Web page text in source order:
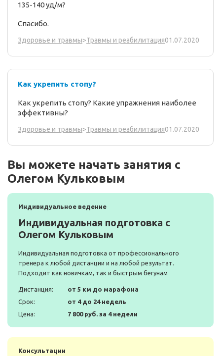
135-140 уд/м?
Спасибо.
Здоровье и травмы>Травмы и реабилитация01.07.2020
Как укрепить стопу?
Как укрепить стопу? Какие упражнения наиболее
эффективны?
Здоровье и травмы>Травмы и реабилитация01.07.2020
Вы можете начать занятия с
Олегом Кульковым
Индивидуальное ведение
Индивидуальная подготовка с
Олегом Кульковым
Индивидуальная подготовка от профессионального
тренера к любой дистанции и на любой результат.
Подходит как новичкам, так и быстрым бегунам
Дистанция:
от 5 км до марафона
Срок:
от 4 до 24 недель
Цена:
7 800 руб. за 4 недели
Консультации